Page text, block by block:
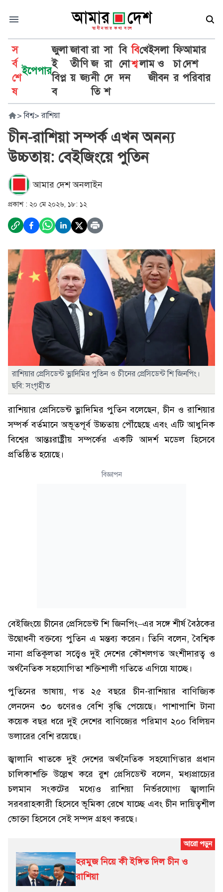
স
র্ব
শে
ষ
ইপেপার
জুলা
ই
বিপ্ল
ব
জা
তী
য়
বা
ণি
জ্য
রা
জ
নী
তি
সা
রা
দে
শ
বি
নো
দন
বি
শ্ব
খে
লা
ইসলা
ম ও
জীবন
ফি
চা
র
আমার
দেশ
পরিবার
> বিশ্ব> রাশিয়া
চীন-রাশিয়া সম্পর্ক এখন অনন্য
উচ্চতায়: বেইজিংয়ে পুতিন
আমার দেশ অনলাইন
প্রকাশ : ২০ মে ২০২৬, ১৮: ১২
রাশিয়ার প্রেসিডেন্ট ভ্লাদিমির পুতিন ও চীনের প্রেসিডেন্ট শি জিনপিং।
ছবি: সংগৃহীত
রাশিয়ার প্রেসিডেন্ট ভ্লাদিমির পুতিন বলেছেন, চীন ও রাশিয়ার
সম্পর্ক বর্তমানে অভূতপূর্ব উচ্চতায় পৌঁছেছে এবং এটি আধুনিক
বিশ্বের আন্তঃরাষ্ট্রীয় সম্পর্কের একটি আদর্শ মডেল হিসেবে
প্রতিষ্ঠিত হয়েছে।
বিজ্ঞাপন
বেইজিংয়ে চীনের প্রেসিডেন্ট শি জিনপিং–এর সঙ্গে শীর্ষ বৈঠকের
উদ্বোধনী বক্তব্যে পুতিন এ মন্তব্য করেন। তিনি বলেন, বৈশ্বিক
নানা প্রতিকূলতা সত্ত্বেও দুই দেশের কৌশলগত অংশীদারত্ব ও
অর্থনৈতিক সহযোগিতা শক্তিশালী গতিতে এগিয়ে যাচ্ছে।
পুতিনের ভাষায়, গত ২৫ বছরে চীন-রাশিয়ার বাণিজ্যিক
লেনদেন ৩০ গুণেরও বেশি বৃদ্ধি পেয়েছে। পাশাপাশি টানা
কয়েক বছর ধরে দুই দেশের বাণিজ্যের পরিমাণ ২০০ বিলিয়ন
ডলারের বেশি রয়েছে।
জ্বালানি খাতকে দুই দেশের অর্থনৈতিক সহযোগিতার প্রধান
চালিকাশক্তি উল্লেখ করে রুশ প্রেসিডেন্ট বলেন, মধ্যপ্রাচ্যের
চলমান সংকটের মধ্যেও রাশিয়া নির্ভরযোগ্য জ্বালানি
সরবরাহকারী হিসেবে ভূমিকা রেখে যাচ্ছে এবং চীন দায়িত্বশীল
ভোক্তা হিসেবে সেই সম্পদ গ্রহণ করছে।
হরমুজ নিয়ে কী ইঙ্গিত দিল চীন ও
রাশিয়া